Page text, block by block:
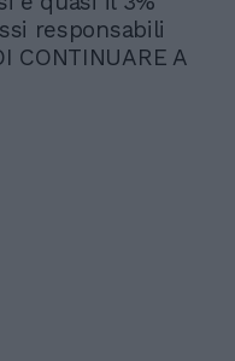
responsabili
CONTINUARE A